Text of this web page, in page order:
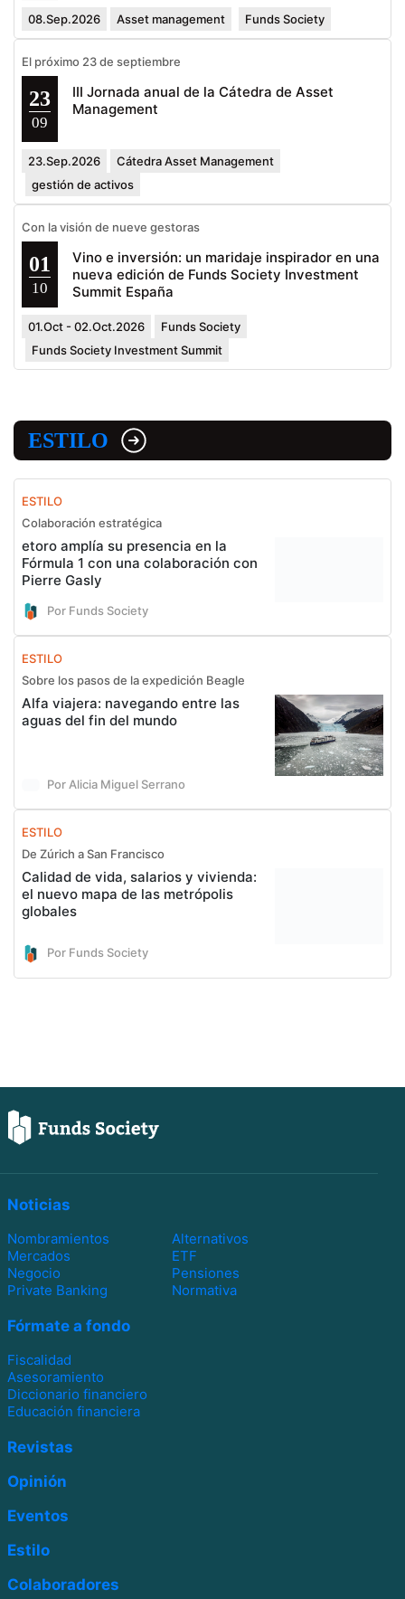
08.Sep.2026 Asset management Funds Society
El próximo 23 de septiembre
23
09
III Jornada anual de la Cátedra de Asset
Management
23.Sep.2026
Cátedra Asset Management
gestión de activos
Con la visión de nueve gestoras
01
10
Vino e inversión: un maridaje inspirador en una
nueva edición de Funds Society Investment
Summit España
01.Oct - 02.Oct.2026
Funds Society
Funds Society Investment Summit
ESTILO
ESTILO
Colaboración estratégica
etoro amplía su presencia en la
Fórmula 1 con una colaboración con
Pierre Gasly
Por Funds Society
ESTILO
Sobre los pasos de la expedición Beagle
Alfa viajera: navegando entre las
aguas del fin del mundo
Por Alicia Miguel Serrano
ESTILO
De Zúrich a San Francisco
Calidad de vida, salarios y vivienda:
el nuevo mapa de las metrópolis
globales
Por Funds Society
Noticias
Nombramientos
Alternativos
Mercados
ETF
Negocio
Pensiones
Private Banking
Normativa
Fórmate a fondo
Fiscalidad
Asesoramiento
Diccionario financiero
Educación financiera
Revistas
Opinión
Eventos
Estilo
Colaboradores